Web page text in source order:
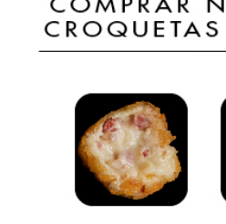
Unas croquetas deliciosas,
Muchas gracias, repetiremos